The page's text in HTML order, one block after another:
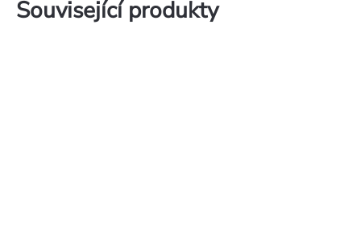
Související produkty